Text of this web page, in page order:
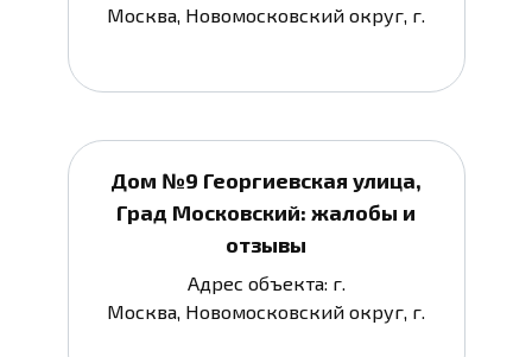
Москва, Новомосковский округ, г.
Дом №9 Георгиевская улица,
Град Московский: жалобы и
отзывы
Адрес объекта: г.
Москва, Новомосковский округ, г.